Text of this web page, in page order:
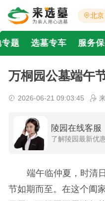
北京
题 选墓专车 服务
万桐园公墓端午
2026-06-21 09:03:45
陵园在线客服
了解陵园最新优
端午临仲夏，时清
节如期而至。在这个阖